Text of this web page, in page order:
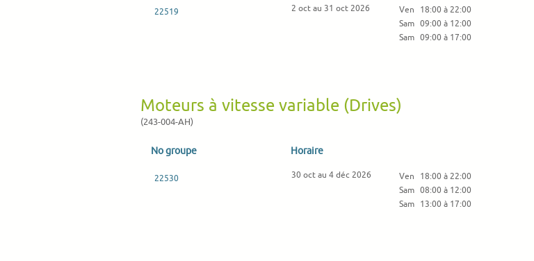
22519 2 oct au 31 oct 2026 Ven
18:00 à 22:00
Sam 09:00 à 12:00
Sam 09:00 à 17:00
Moteurs à vitesse variable (Drives)
(243-004-AH)
No groupe Horaire
22530 30 oct au 4 déc 2026 Ven
18:00 à 22:00
Sam 08:00 à 12:00
Sam 13:00 à 17:00